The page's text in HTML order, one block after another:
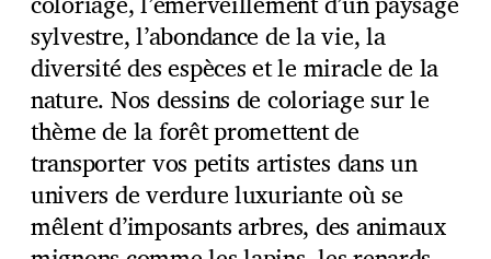
sylvestre, l’abondance de la vie, la
diversité des espèces et le miracle de la
nature. Nos dessins de coloriage sur le
thème de la forêt promettent de
transporter vos petits artistes dans un
univers de verdure luxuriante où se
mêlent d’imposants arbres, des animaux